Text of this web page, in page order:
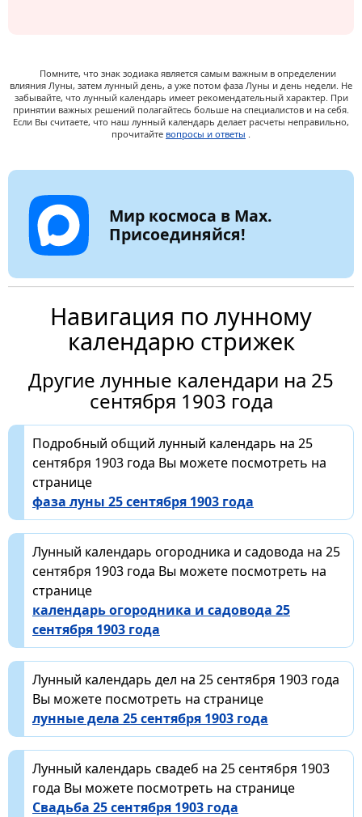
Помните, что знак зодиака является самым важным в определении
влияния Луны, затем лунный день, а уже потом фаза Луны и день недели. Не
забывайте, что лунный календарь имеет рекомендательный характер. При
принятии важных решений полагайтесь больше на специалистов и на себя.
Если Вы считаете, что наш лунный календарь делает расчеты неправильно,
прочитайте вопросы и ответы .
Мир космоса в Max.
Присоединяйся!
Навигация по лунному
календарю стрижек
Другие лунные календари на 25
сентября 1903 года
Подробный общий лунный календарь на 25
сентября 1903 года Вы можете посмотреть на
странице
фаза луны 25 сентября 1903 года
Лунный календарь огородника и садовода на 25
сентября 1903 года Вы можете посмотреть на
странице
календарь огородника и садовода 25
сентября 1903 года
Лунный календарь дел на 25 сентября 1903 года
Вы можете посмотреть на странице
лунные дела 25 сентября 1903 года
Лунный календарь свадеб на 25 сентября 1903
года Вы можете посмотреть на странице
Свадьба 25 сентября 1903 года